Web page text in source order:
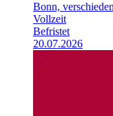
Bonn,
Vollzeit
Befristet
20.07.2026